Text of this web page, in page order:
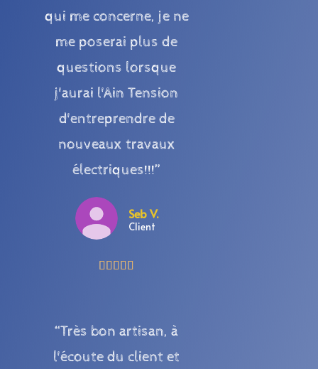
qui me concerne, je ne
me poserai plus de
questions lorsque
j'aurai l'Ain Tension
d'entreprendre de
nouveaux travaux
électriques!!!”
Seb V.
Client
    
“Très bon artisan, à
l'écoute du client et